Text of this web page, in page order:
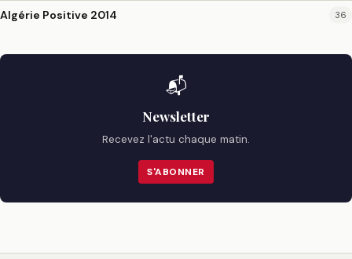
Algérie Positive 2014 36
📬
Newsletter
Recevez l'actu chaque matin.
S'ABONNER